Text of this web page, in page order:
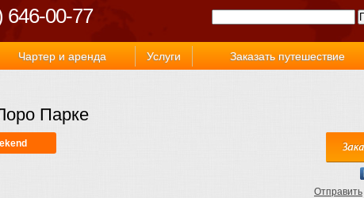
646-00-77
Чартер и аренда Услуги Заказать путешествие
Парке
Отправить